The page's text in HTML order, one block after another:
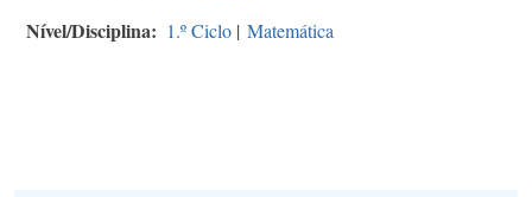
Nível/Disciplina 1.º Ciclo | Matemática